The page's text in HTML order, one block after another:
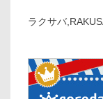
ラクサバ